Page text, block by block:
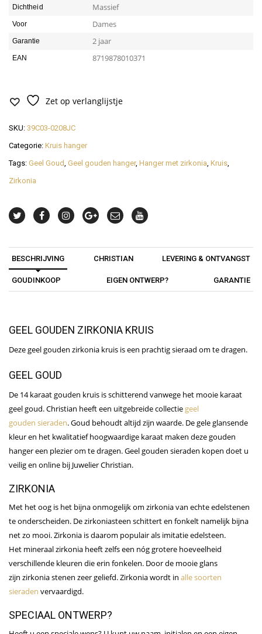
Dichtheid Massief
Voor Dames
Garantie 2 jaar
EAN 8719878010371
Zet op verlanglijstje
SKU: 39C03-0208JC
Categorie: Kruis hanger
Tags: Geel Goud, Geel gouden hanger, Hanger met zirkonia, Kruis,
Zirkonia
BESCHRIJVING CHRISTIAN LEVERING & ONTVANGST
GOUDINKOOP EIGEN ONTWERP? GARANTIE
GEEL GOUDEN ZIRKONIA KRUIS
Deze geel gouden zirkonia kruis is een prachtig sieraad om te dragen.
GEEL GOUD
De 14 karaat gouden kruis is schitterend vanwege het mooie karaat
geel goud. Christian heeft een uitgebreide collectie geel
gouden sieraden. Goud behoudt altijd zijn waarde. De gele glansende
kleur en het kwalitatief hoogwaardige karaat maken deze gouden
hanger een plezier om te dragen. Geel gouden sieraden kopen doet u
veilig en online bij Juwelier Christian.
ZIRKONIA
Met het oog is het bijna onmogelijk om zirkonia van echte edelstenen
te onderscheiden. De zirkoniasteen schittert en fonkelt namelijk bijna
net zo mooi. Zirkonia is daarom populair als imitatie edelsteen.
Het mineraal zirkonia heeft zelfs een nóg grotere hoeveelheid
verschillende kleuren die erin fonkelen. Door de mooie glans
zijn zirkonia stenen zeer geliefd. Zirkonia wordt in alle soorten
sieraden vervaardigd.
SPECIAAL ONTWERP?